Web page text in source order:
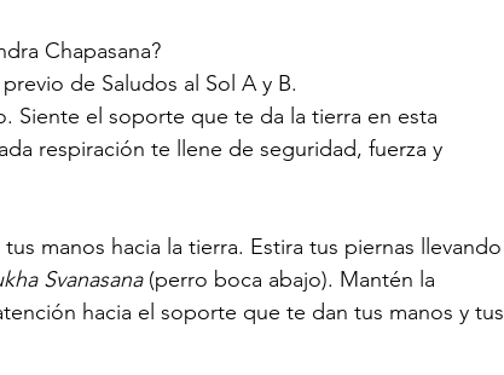
Chapasana?
de Saludos al Sol A y B.
Siente el soporte que te da la tierra en esta
respiración te llene de seguridad, fuerza y
manos hacia la tierra. Estira tus piernas llevando
Svanasana (perro boca abajo). Mantén la
hacia el soporte que te dan tus manos y tus